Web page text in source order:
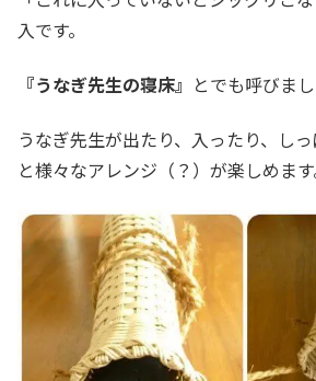
入です。
『うなぎ先生の寝床』 とでも呼びまし
うなぎ先生が出たり、入ったり、し
と様々なアレンジ（？）が楽しめます